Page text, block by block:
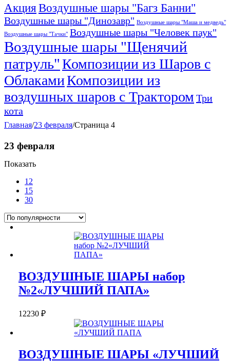
АкцияВоздушные шары "Багз Банни"
Воздушные шары "Динозавр" Воздушные шары "Маша и медведь"
Воздушные шары "Тачки" Воздушные шары "Человек паук"
Воздушные шары "Щенячий
патруль"Композиции из Шаров с
ОблакамиКомпозиции из
воздушных шаров с Трактором Три
кота
Главная/23 февраля/Страница 4
23 февраля
Показать
12
15
30
ВОЗДУШНЫЕ ШАРЫ набор
№2«ЛУЧШИЙ ПАПА»
12230 ₽
ВОЗДУШНЫЕ ШАРЫ «ЛУЧШИЙ